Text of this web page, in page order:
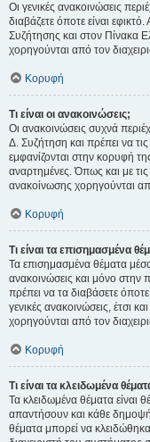
Οι γενικές ανακοινώσεις
διαβάζετε όποτε είναι
Συζήτησης και στον Πίνακα
χορηγούνται από τον
Κορυφή
Τι είναι οι ανακοινώσεις;
Οι ανακοινώσεις συχνά
Δ. Συζήτηση και πρέπει να τις
εμφανίζονται στην κορυφή
αναρτημένες. Όπως και με τις
ανακοίνωσης χορηγούνται
Κορυφή
Τι είναι τα επισημασμένα
Τα επισημασμένα θέματα
ανακοινώσεις και μόνο στην
πρέπει να τα διαβάσετε όποτε
γενικές ανακοινώσεις, έτσι
χορηγούνται από τον
Κορυφή
Τι είναι τα κλειδωμένα
Τα κλειδωμένα θέματα είναι
απαντήσουν και κάθε
θέματα μπορεί να